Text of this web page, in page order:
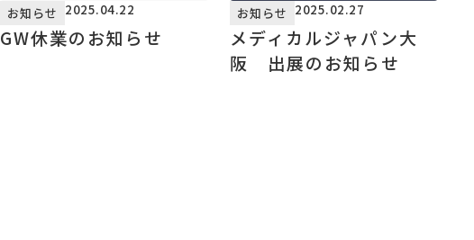
お知らせ 2025.04.22
GW休業のお知らせ
お知らせ 2025.02.27
メディカルジャパン大
阪 出展のお知らせ